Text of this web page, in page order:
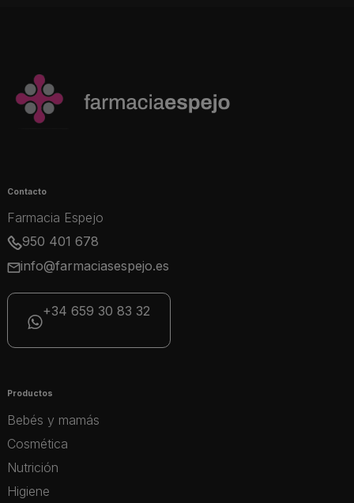
Contacto
Farmacia Espejo
950 401 678
info@farmaciasespejo.es
+34 659 30 83 32
Productos
Bebés y mamás
Cosmética
Nutrición
Higiene